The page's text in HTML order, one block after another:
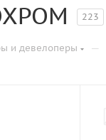
223
и девелоперы —